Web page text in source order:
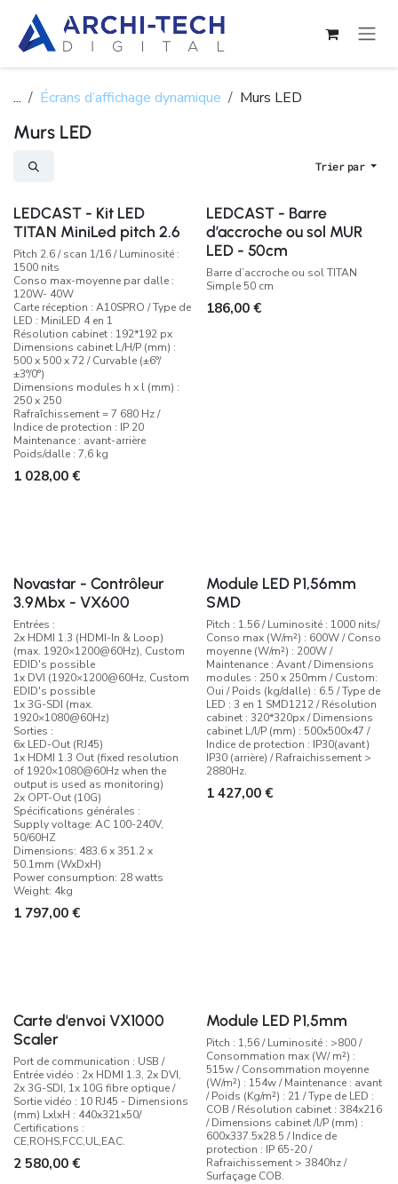
... Écrans d’affichage dynamique Murs LED
Murs LED
Trier par
LEDCAST - Kit LED
TITAN MiniLed pitch 2.6
Pitch 2.6 / scan 1/16 / Luminosité :
1500 nits
Conso max-moyenne par dalle :
120W- 40W
Carte réception : A10SPRO / Type de
LED : MiniLED 4 en 1
Résolution cabinet : 192*192 px
Dimensions cabinet L/H/P (mm) :
500 x 500 x 72 / Curvable (±6°/
±3°/0°)
Dimensions modules h x l (mm) :
250 x 250
Rafraîchissement = 7 680 Hz /
Indice de protection : IP 20
Maintenance : avant-arrière
Poids/dalle : 7,6 kg
1 028,00 €
LEDCAST - Barre
d’accroche ou sol MUR
LED - 50cm
Barre d’accroche ou sol TITAN
Simple 50 cm
186,00€
Novastar - Contrôleur
3.9Mbx - VX600
Entrées :
2x HDMI 1.3 (HDMI-In & Loop)
(max. 1920×1200@60Hz), Custom
EDID's possible
1x DVI (1920×1200@60Hz, Custom
EDID's possible
1x 3G-SDI (max.
1920×1080@60Hz)
Sorties :
6x LED-Out (RJ45)
1x HDMI 1.3 Out (fixed resolution
of 1920×1080@60Hz when the
output is used as monitoring)
2x OPT-Out (10G)
Spécifications générales :
Supply voltage: AC 100-240V,
50/60HZ
Dimensions: 483.6 x 351.2 x
50.1mm (WxDxH)
Power consumption: 28 watts
Weight: 4kg
1 797,00 €
Module LED P1,56mm
SMD
Pitch : 1.56 / Luminosité : 1000 nits/
Conso max (W/m²) : 600W / Conso
moyenne (W/m²) : 200W /
Maintenance : Avant / Dimensions
modules : 250 x 250mm / Custom:
Oui / Poids (kg/dalle) : 6.5 / Type de
LED : 3 en 1 SMD1212 / Résolution
cabinet : 320*320px / Dimensions
cabinet L/l/P (mm) : 500x500x47 /
Indice de protection : IP30(avant)
IP30 (arrière) / Rafraichissement >
2880Hz.
1 427,00€
Carte d'envoi VX1000
Scaler
Port de communication : USB /
Entrée vidéo : 2x HDMI 1.3, 2x DVI,
2x 3G-SDI, 1x 10G fibre optique /
Sortie vidéo : 10 RJ45 - Dimensions
(mm) LxlxH : 440x321x50/
Certifications :
CE,ROHS,FCC,UL,EAC.
2 580,00 €
Module LED P1,5mm
Pitch : 1,56 / Luminosité : >800 /
Consommation max (W/ m²) :
515w / Consommation moyenne
(W/m²) : 154w / Maintenance : avant
/ Poids (Kg/m²) : 21 / Type de LED :
COB / Résolution cabinet : 384x216
/ Dimensions cabinet /l/P (mm) :
600x337.5x28.5 / Indice de
protection : IP 65-20 /
Rafraichissement > 3840hz /
Surfaçage COB.